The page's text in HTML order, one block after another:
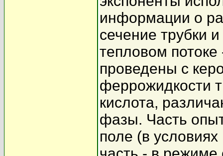
информации о
сечение трубки
тепловом
проведены с
феррожидкости
кислота,
фазы. Часть
поле (в